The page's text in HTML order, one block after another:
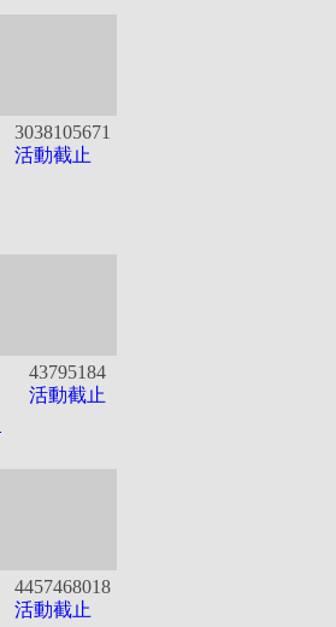
3038105671
活動截止
43795184
活動截止
4457468018
活動截止